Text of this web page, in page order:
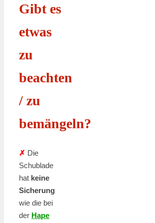
Gibt es
etwas
zu
beachten
/ zu
bemängeln?
✗ Die
Schublade
hat keine
Sicherung
wie die bei
der Hape